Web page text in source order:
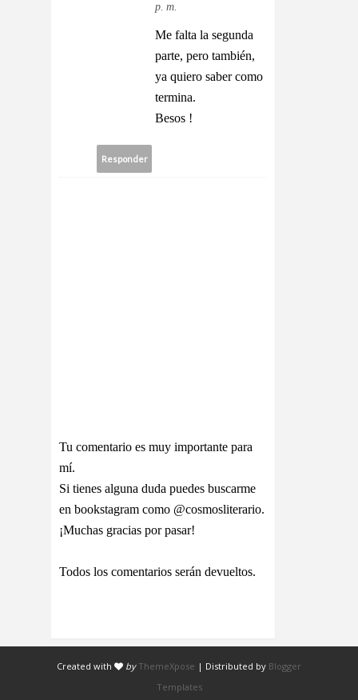
p. m.
Me falta la segunda
parte, pero también,
ya quiero saber como
termina.
Besos !
Responder
Tu comentario es muy importante para
mí.
Si tienes alguna duda puedes buscarme
en bookstagram como @cosmosliterario.
¡Muchas gracias por pasar!
Todos los comentarios serán devueltos.
Created with by ThemeXpose | Distributed by Blogger
Templates